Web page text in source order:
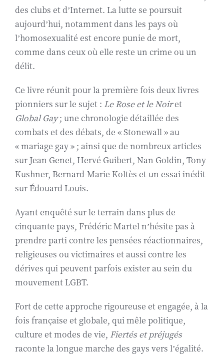
des clubs et d’Internet. La lutte se poursuit
aujourd’hui, notamment dans les pays où
l’homosexualité est encore punie de mort,
comme dans ceux où elle reste un crime ou un
délit.
Ce livre réunit pour la première fois deux livres
pionniers sur le sujet : Le Rose et le Noiret
Global Gay; une chronologie détaillée des
combats et des débats, de « Stonewall » au
« mariage gay » ; ainsi que de nombreux articles
sur Jean Genet, Hervé Guibert, Nan Goldin, Tony
Kushner, Bernard-Marie Koltès et un essai inédit
sur Édouard Louis.
Ayant enquêté sur le terrain dans plus de
cinquante pays, Frédéric Martel n’hésite pas à
prendre parti contre les pensées réactionnaires,
religieuses ou victimaires et aussi contre les
dérives qui peuvent parfois exister au sein du
mouvement LGBT.
Fort de cette approche rigoureuse et engagée, à la
fois française et globale, qui mêle politique,
culture et modes de vie, Fiertés et préjugés
raconte la longue marche des gays vers l’égalité.